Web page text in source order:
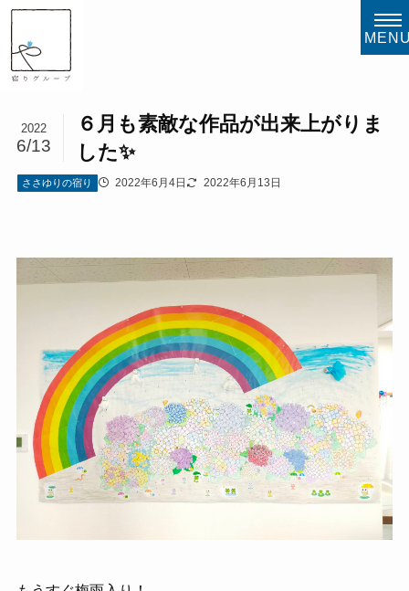
６月も素敵な作品が出来上がりま
した✨
2022
6/13
ささゆりの宿り 2022年6月4日 2022年6月13日